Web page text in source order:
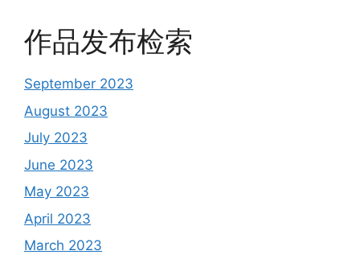
作品发布检索
September 2023
August 2023
July 2023
June 2023
May 2023
April 2023
March 2023